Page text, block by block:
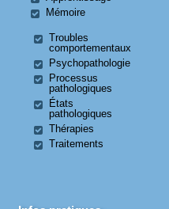
Mémoire
Troubles
comportementaux
Psychopathologie
Processus
pathologiques
États
pathologiques
Thérapies
Traitements